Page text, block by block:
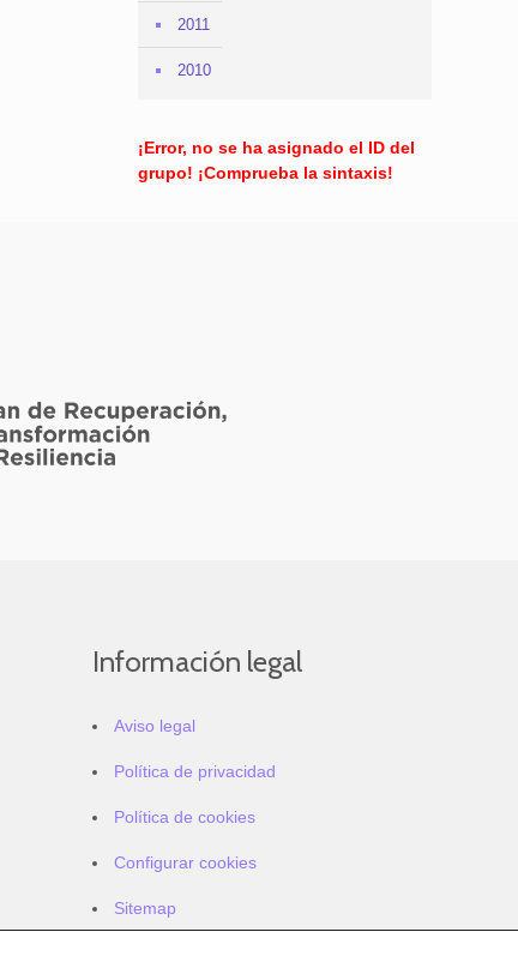
2011
2010
¡Error, no se ha asignado el ID del
grupo! ¡Comprueba la sintaxis!
Información legal
Aviso legal
Política de privacidad
Política de cookies
Configurar cookies
Sitemap